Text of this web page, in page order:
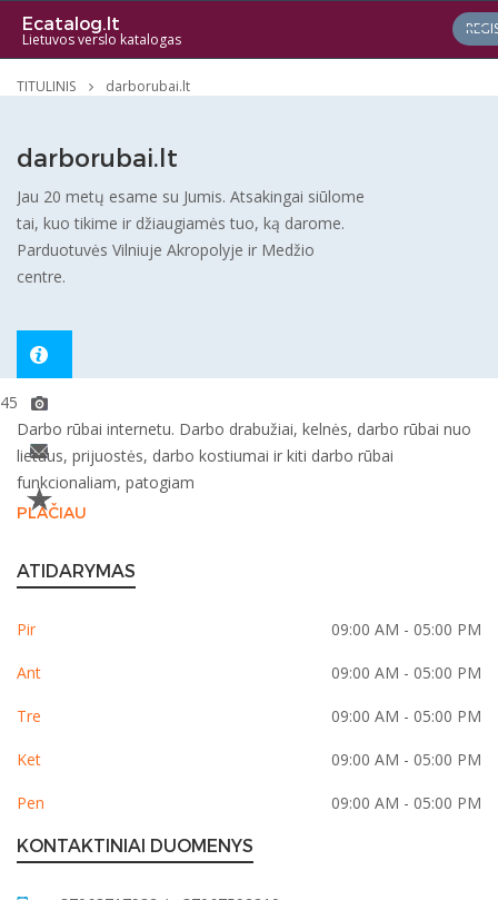
Ecatalog.lt
Lietuvos verslo katalogas
TITULINIS darborubai.lt
darborubai.lt
Jau 20 metų esame su Jumis. Atsakingai siūlome
tai, kuo tikime ir džiaugiamės tuo, ką darome.
Parduotuvės Vilniuje Akropolyje ir Medžio
centre.
4565
Darbo rūbai internetu. Darbo drabužiai, kelnės, darbo rūbai nuo
lietaus, prijuostės, darbo kostiumai ir kiti darbo rūbai
funkcionaliam, patogiam
PLAČIAU
ATIDARYMAS
Pir 09:00 AM - 05:00 PM
Ant 09:00 AM - 05:00 PM
Tre 09:00 AM - 05:00 PM
Ket 09:00 AM - 05:00 PM
Pen 09:00 AM - 05:00 PM
KONTAKTINIAI DUOMENYS